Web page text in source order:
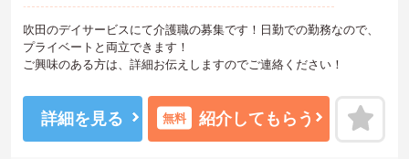
吹田のデイサービスにて介護職の募集です！日勤での勤務なので、
プライベートと両立できます！
ご興味のある方は、詳細お伝えしますのでご連絡ください！
詳細を見る 無料 紹介してもらう